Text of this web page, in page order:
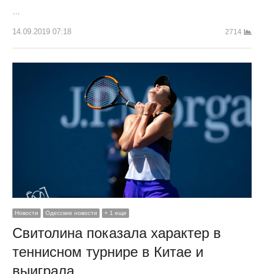
…
14.09.2019 07:18 2714
Новости Одесские новости + 1 еще
Свитолина показала характер в
теннисном турнире в Китае и
выиграла